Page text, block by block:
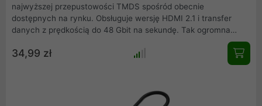
najwyższej przepustowości TMDS spośród obecnie
dostępnych na rynku. Obsługuje wersję HDMI 2.1 i transfer
danych z prędkością do 48 Gbit na sekundę. Tak ogromna
rozdzielczości 8K/60Hz oraz 4K/120Hz to jakość i częstotliwość
12K. Dzięki wykorzystaniu dynamicznego HDR obraz jest
34,99 zł